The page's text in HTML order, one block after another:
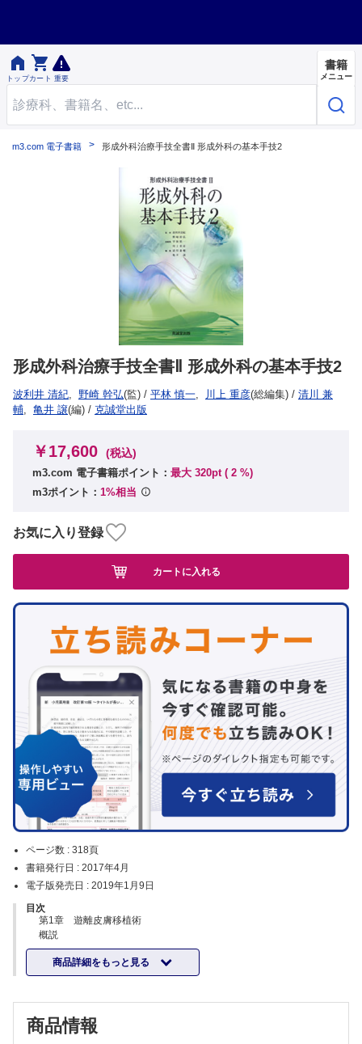

トップ

カート 重要
書籍
メニュー
m3.com 電子書籍 形成外科治療手技全書Ⅱ 形成外科の基本手技2
形成外科治療手技全書Ⅱ 形成外科の基本手技2
波利井 清紀, 野崎 幹弘(監) / 平林 慎一, 川上 重彦(総編集) / 清川 兼
輔, 亀井 譲(編) / 克誠堂出版
ページ数 : 318頁
書籍発行日 : 2017年4月
電子版発売日 : 2019年1月9日
目次
第1章 遊離皮膚移植術
概説
分類／生着機序／手技
1．分層植皮
適応と分類／採取部の選択／後療法
III 採取と創処置：土踏まず
IV 移植と固定法
商品詳細をもっと見る
￥17,600 (税込)
m3.com 電子書籍ポイント： 最大 320pt ( 2 %)
m3ポイント： 1%相当
お気に入り登録
カートに入れる
商品情報